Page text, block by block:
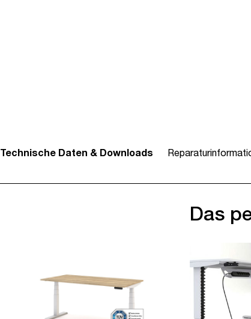
Technische Daten & Downloads
Das